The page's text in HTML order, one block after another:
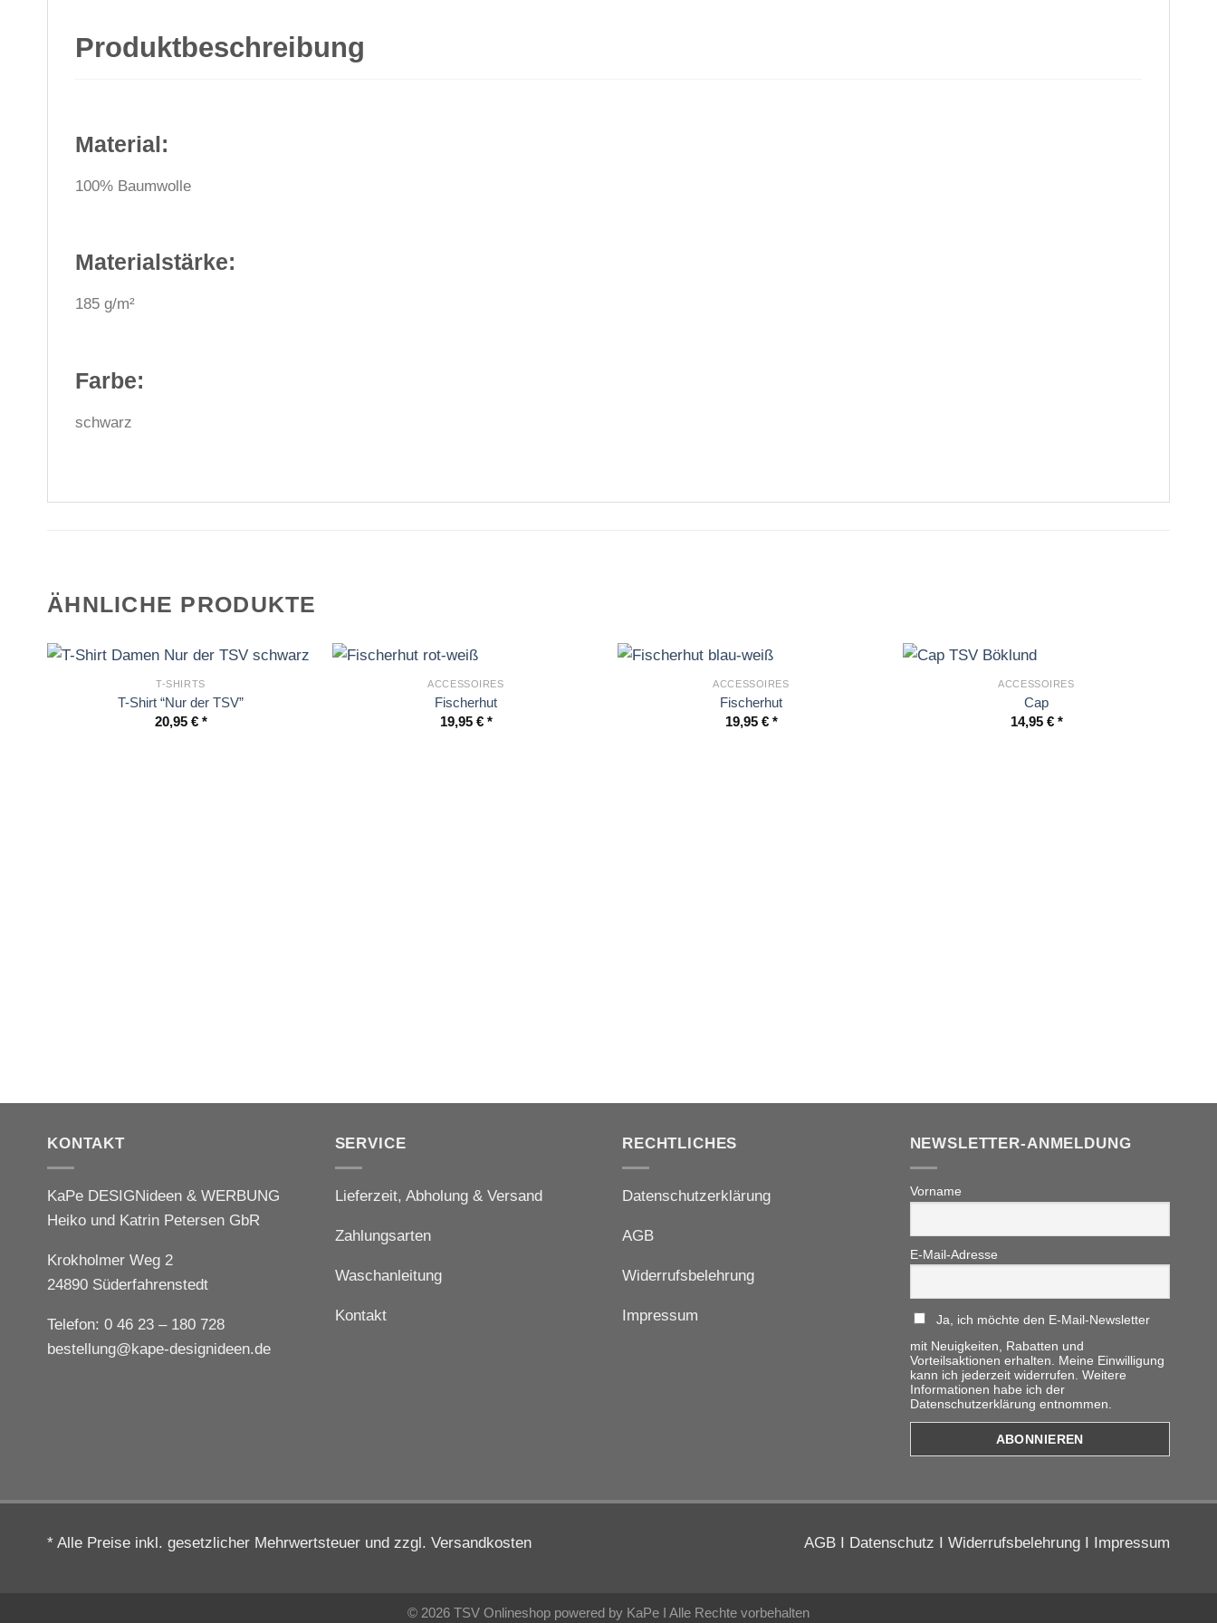
Produktbeschreibung
Material:
100% Baumwolle
Materialstärke:
185 g/m²
Farbe:
schwarz
ÄHNLICHE PRODUKTE
T-SHIRTS
T-Shirt “Nur der TSV”
20,95 €
ACCESSOIRES
Fischerhut
19,95 €
ACCESSOIRES
Fischerhut
19,95 €
ACCESSOIRES
Cap
14,95 €
KONTAKT
KaPe DESIGNideen & WERBUNG
Heiko und Katrin Petersen GbR
Krokholmer Weg 2
24890 Süderfahrenstedt
Telefon: 0 46 23 – 180 728
bestellung@kape-designideen.de
SERVICE
Lieferzeit, Abholung & Versand
Zahlungsarten
Waschanleitung
Kontakt
RECHTLICHES
Datenschutzerklärung
AGB
Widerrufsbelehrung
Impressum
NEWSLETTER-ANMELDUNG
Vorname
E-Mail-Adresse
Ja, ich möchte den E-Mail-Newsletter
mit Neuigkeiten, Rabatten und
Vorteilsaktionen erhalten. Meine Einwilligung
kann ich jederzeit widerrufen. Weitere
Informationen habe ich der
Datenschutzerklärung entnommen.
* Alle Preise inkl. gesetzlicher Mehrwertsteuer und zzgl. Versandkosten AGB I Datenschutz I Widerrufsbelehrung I Impressum
© 2026 TSV Onlineshop powered by KaPe I Alle Rechte vorbehalten